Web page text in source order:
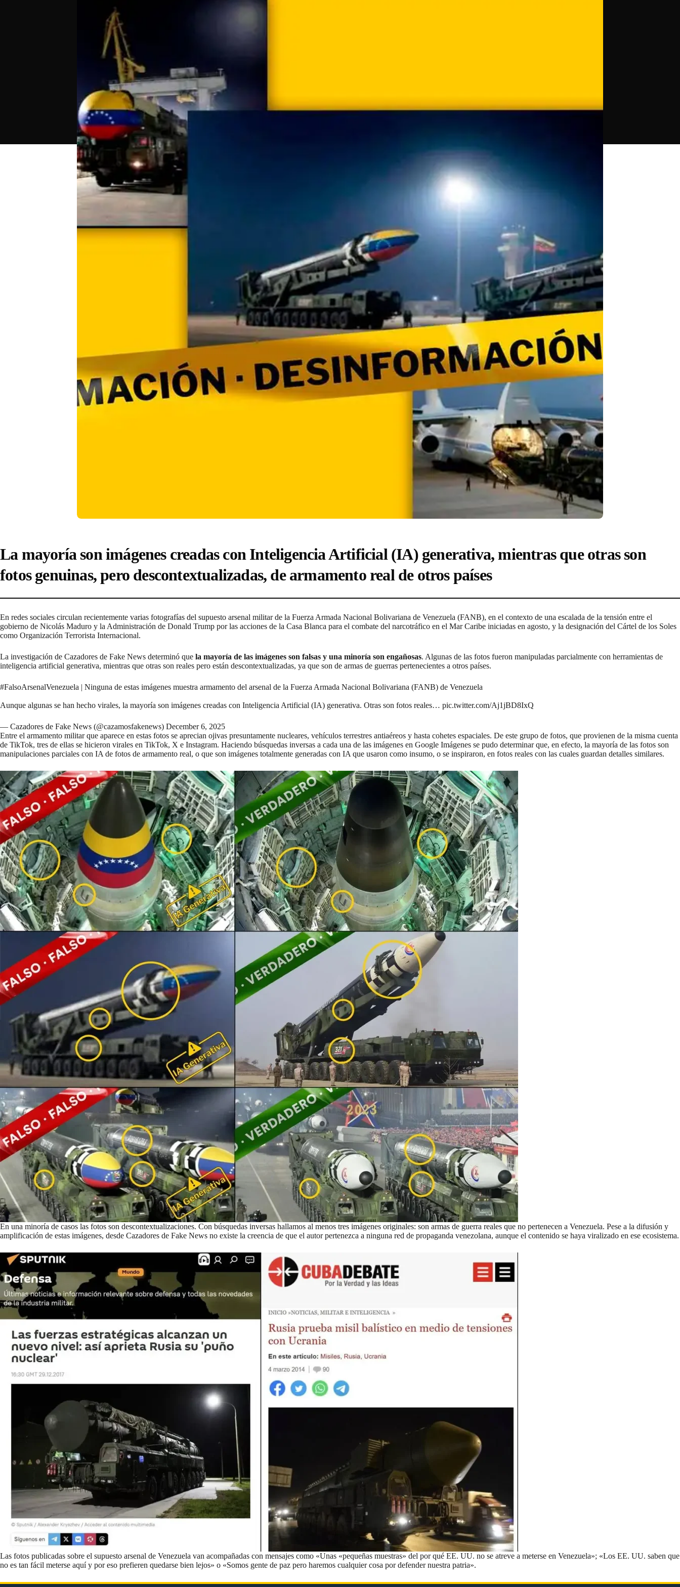
La mayoría son imágenes creadas con Inteligencia Artificial (IA) generativa, mientras que otras son
fotos genuinas, pero descontextualizadas, de armamento real de otros países
En redes sociales circulan recientemente varias fotografías del supuesto arsenal militar de la Fuerza Armada Nacional Bolivariana de Venezuela (FANB), en el contexto de una escalada de la tensión entre el
gobierno de Nicolás Maduro y la Administración de Donald Trump por las acciones de la Casa Blanca para el combate del narcotráfico en el Mar Caribe iniciadas en agosto, y la designación del Cártel de los Soles
como Organización Terrorista Internacional.
La investigación de Cazadores de Fake News determinó que la mayoría de las imágenes son falsas y una minoría son engañosas. Algunas de las fotos fueron manipuladas parcialmente con herramientas de
inteligencia artificial generativa, mientras que otras son reales pero están descontextualizadas, ya que son de armas de guerras pertenecientes a otros países.
#FalsoArsenalVenezuela | Ninguna de estas imágenes muestra armamento del arsenal de la Fuerza Armada Nacional Bolivariana (FANB) de Venezuela
Aunque algunas se han hecho virales, la mayoría son imágenes creadas con Inteligencia Artificial (IA) generativa. Otras son fotos reales… pic.twitter.com/Aj1jBD8IxQ
— Cazadores de Fake News (@cazamosfakenews) December 6, 2025
Entre el armamento militar que aparece en estas fotos se aprecian ojivas presuntamente nucleares, vehículos terrestres antiaéreos y hasta cohetes espaciales. De este grupo de fotos, que provienen de la misma cuenta
de TikTok, tres de ellas se hicieron virales en TikTok, X e Instagram. Haciendo búsquedas inversas a cada una de las imágenes en Google Imágenes se pudo determinarque, en efecto, la mayoría de las fotos son
manipulaciones parciales con IA de fotos de armamento real, o que son imágenes totalmente generadas con IA que usaron como insumo, o se inspiraron, en fotos reales con las cuales guardan detalles similares.
En una minoría de casos las fotos son descontextualizaciones. Con búsquedas inversas hallamos al menos tres imágenes originales: son armas de guerra reales que no pertenecen a Venezuela. Pese a la difusión y
amplificación de estas imágenes, desde Cazadores de Fake News no existe la creencia de que el autor pertenezca a ninguna red de propaganda venezolana, aunque el contenido se haya viralizado en ese ecosistema.
Las fotos publicadas sobre el supuesto arsenal de Venezuela van acompañadas con mensajes como «Unas «pequeñas muestras» del por qué EE. UU. no se atreve a meterse en Venezuela»; «Los EE. UU. saben que
no es tan fácil meterse aquí y por eso prefieren quedarse bien lejos» o «Somos gente de paz pero haremos cualquier cosa por defender nuestra patria».